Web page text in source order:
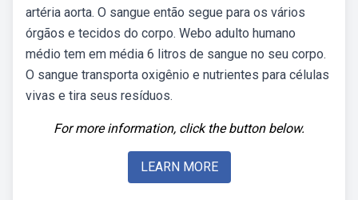
artéria aorta. O sangue então segue para os vários
órgãos e tecidos do corpo. Webo adulto humano
médio tem em média 6 litros de sangue no seu corpo.
O sangue transporta oxigênio e nutrientes para células
vivas e tira seus resíduos.
For more information, click the button below.
LEARN MORE